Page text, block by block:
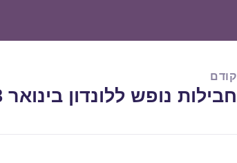
קודם
הפוסט
חבילות נופש ללונדון בינואר 22/01/2018